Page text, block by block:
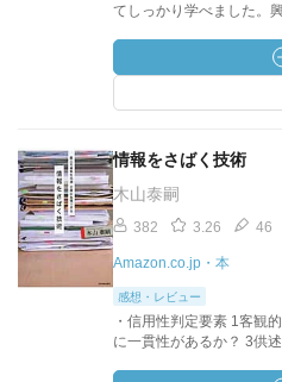
てしっかり学べました。
情報をさばく技術
木山泰嗣
382 3.26 46
Amazon.co.jp・本
感想・レビュー
・信用性判定要素 1客観
に一貫性があるか？ 3供